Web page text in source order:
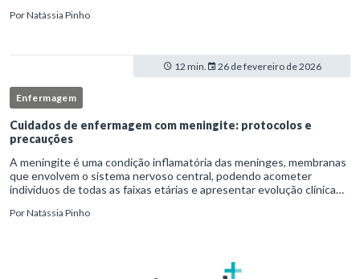
enfermag
PorNatássia Pinho
12 min. 26 de fevereiro de 2026
Enfermagem
Cuidados de enfermagem com meningite: protocolos e
precauções
A meningite é uma condição inflamatória das meninges, membranas
que envolvem o sistema nervoso central, podendo acometer
indivíduos de todas as faixas etárias e apresentar evolução clínica
PorNatássia Pinho